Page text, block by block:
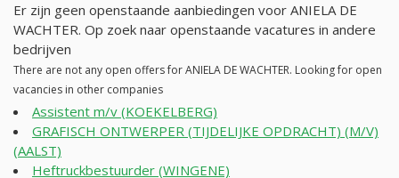
Er zijn geen openstaande aanbiedingen voor ANIELA DE
WACHTER. Op zoek naar openstaande vacatures in andere
bedrijven
There are not any open offers for ANIELA DE WACHTER. Looking for open
vacancies in other companies
Assistent m/v (KOEKELBERG)
GRAFISCH ONTWERPER (TIJDELIJKE OPDRACHT) (M/V)
(AALST)
Heftruckbestuurder (WINGENE)